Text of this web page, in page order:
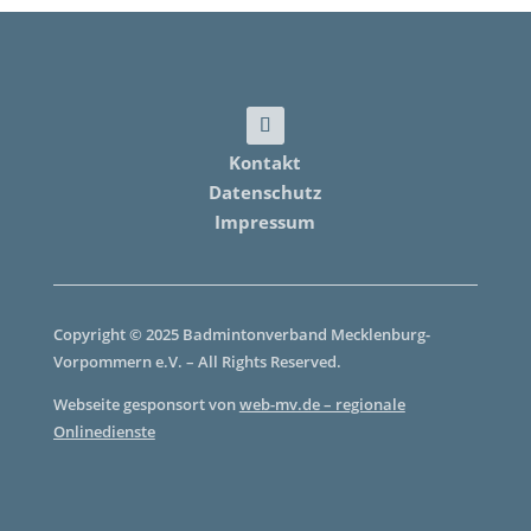
Kontakt
Datenschutz
Impressum
Copyright © 2025 Badmintonverband Mecklenburg-
Vorpommern e.V. – All Rights Reserved.
Webseite gesponsort vonweb-mv.de – regionale
Onlinedienste